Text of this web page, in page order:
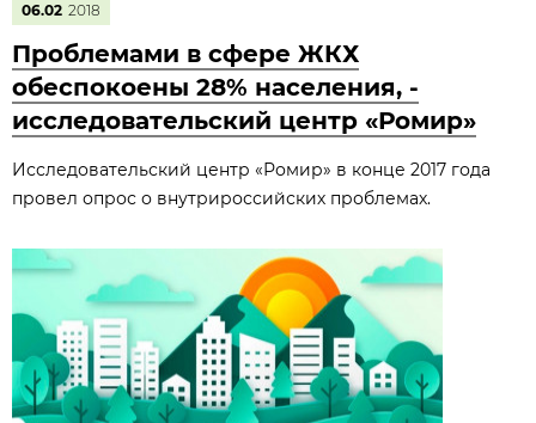
06.02 2018
Проблемами в сфере ЖКХ
обеспокоены 28% населения, -
исследовательский центр «Ромир»
Исследовательский центр «Ромир» в конце 2017 года
провел опрос о внутрироссийских проблемах.